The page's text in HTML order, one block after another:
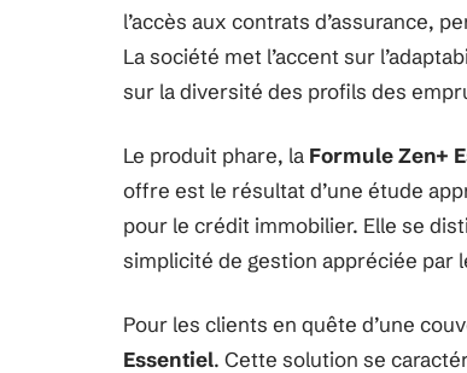
l’accès aux contrats d’assurance,
La société met l’accent sur
sur la diversité des profils des
Le produit phare, la Formule Zen+
offre est le résultat d’une étude
pour le crédit immobilier. Elle se
simplicité de gestion appréciée par
Pour les clients en quête d’une
Essentiel. Cette solution se